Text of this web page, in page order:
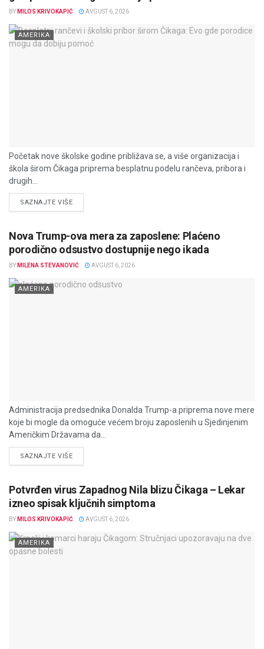
BY MILOS KRIVOKAPIĆ AVGUST 6, 2026
AMERIKA
Početak nove školske godine približava se, a više organizacija i
škola širom Čikaga priprema besplatnu podelu rančeva, pribora i
drugih...
SAZNAJTE VIŠEDETAILS
Nova Trump-ova mera za zaposlene: Plaćeno
porodično odsustvo dostupnije nego ikada
BY MILENA STEVANOVIĆ AVGUST 6, 2026
AMERIKA
Administracija predsednika Donalda Trump-a priprema nove mere
koje bi mogle da omoguće većem broju zaposlenih u Sjedinjenim
Američkim Državama da...
SAZNAJTE VIŠEDETAILS
Potvrđen virus Zapadnog Nila blizu Čikaga – Lekar
izneo spisak ključnih simptoma
BY MILOS KRIVOKAPIĆ AVGUST 6, 2026
AMERIKA